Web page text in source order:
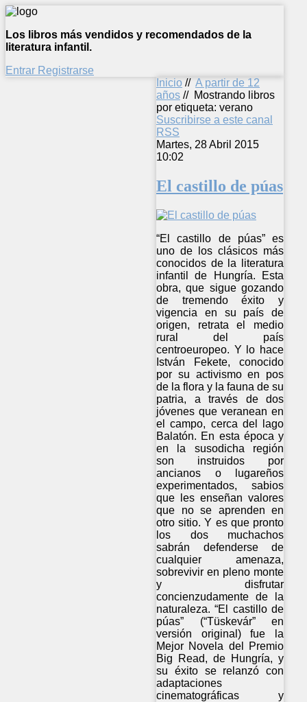
Los libros más vendidos y recomendados de la
literatura infantil.
Entrar Registrarse
Inicio // A partir de 12
años // Mostrando libros
por etiqueta: verano
Suscribirse a este canal
RSS
Martes, 28 Abril 2015
10:02
El castillo de púas
“El castillo de púas” es
uno de los clásicos más
conocidos de la literatura
infantil de Hungría. Esta
obra, que sigue gozando
de tremendo éxito y
vigencia en su país de
origen, retrata el medio
rural del país
centroeuropeo. Y lo hace
István Fekete, conocido
por su activismo en pos
de la flora y la fauna de su
patria, a través de dos
jóvenes que veranean en
el campo, cerca del lago
Balatón. En esta época y
en la susodicha región
son instruidos por
ancianos o lugareños
experimentados, sabios
que les enseñan valores
que no se aprenden en
otro sitio. Y es que pronto
los dos muchachos
sabrán defenderse de
cualquier amenaza,
sobrevivir en pleno monte
y disfrutar
concienzudamente de la
naturaleza. “El castillo de
púas” (“Tüskevár” en
versión original) fue la
Mejor Novela del Premio
Big Read, de Hungría, y
su éxito se relanzó con
adaptaciones
cinematográficas y